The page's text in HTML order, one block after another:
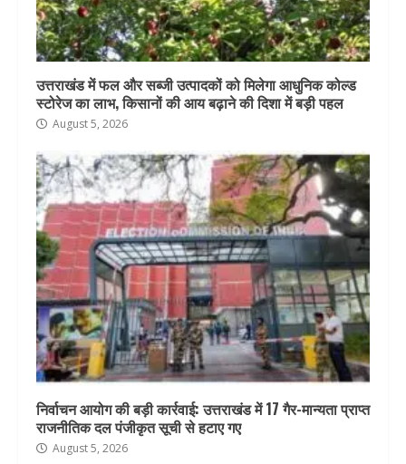
उत्तराखंड में फल और सब्जी उत्पादकों को मिलेगा आधुनिक कोल्ड
स्टोरेज का लाभ, किसानों की आय बढ़ाने की दिशा में बड़ी पहल
August 5, 2026
निर्वाचन आयोग की बड़ी कार्रवाई: उत्तराखंड में 17 गैर-मान्यता प्राप्त
राजनीतिक दल पंजीकृत सूची से हटाए गए
August 5, 2026